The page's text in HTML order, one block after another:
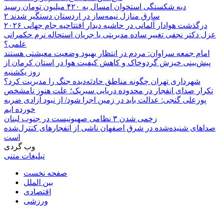
دیه شکستگی استخوان امسال به ۴۲۰ میلیون تومان رسید
۲ سارق منازل نیمه‌ساز در اردستان دستگیر شدند
درگذشت هوادار آلمانی در حاشیه دیدار افتتاحیه جام جهانی ۲۰۲۶
عزل دکتر نجفی تغییر ساده مدیریتی یا جریان استحاله نرم حکمرانی
علمی؟
امام جمعه سراوان: مردم در انتظار بهبود وضعیت معیشتی هستند
پیش‌بینی خیزش گردوخاک و کاهش کیفیت هوا در استان کرمان از
روز یکشنبه
شهرداری تهران چگونه مناطق حادثه‌دیده جنگ را مدیریت کرد؟
تکرار صدای انفجار در محدوده دریایی سیریک؛ علت هنوز نامشخص
پورعلی گنجی: عدالت باید در زمین اجرا شود/ از نبود آزادی ضربه
خورده ایم
زخمی شدن ۳ نظامی صهیونیست در جنوب لبنان
صداهای شنیده‌شده در شرق اصفهان ناشی از انفجارهای کنترل‌شده
است
وب گردی
تبلیغات متنی
صفحه نخست
بین الملل
اقتصادی
ورزشی